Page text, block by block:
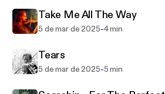
The World Fusion Show just won
public access TV.
A Worldsoul Records production
Take Me All The Way
5 de mar de 2025-4 min
Tears
5 de mar de 2025-5 min